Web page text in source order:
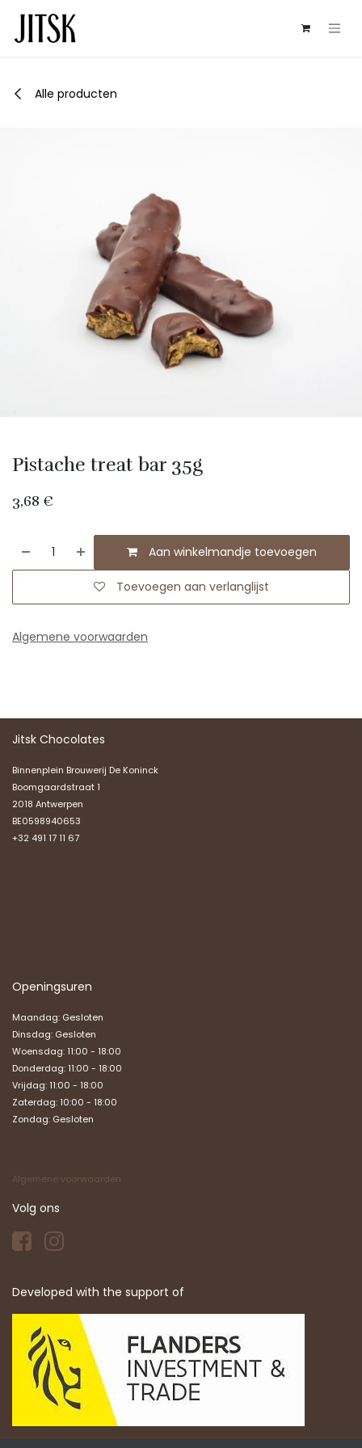
Alle producten
Pistache treat bar 35g
3,68 €
Aan winkelmandje toevoegen
Toevoegen aan verlanglijst
Algemene voorwaarden
Jitsk Chocolates
Binnenplein Brouwerij De Koninck
Boomgaardstraat 1
2018 Antwerpen
BE0598940653
+32 491 17 11 67
Openingsuren
Maandag: Gesloten
Dinsdag: Gesloten
Woensdag: 11:00 - 18:00
Donderdag: 11:00 - 18:00
Vrijdag: 11:00 - 18:00
Zaterdag: 10:00 - 18:00
Zondag: Gesloten
Algemene voorwaarden
Volg ons
Developed with the support of